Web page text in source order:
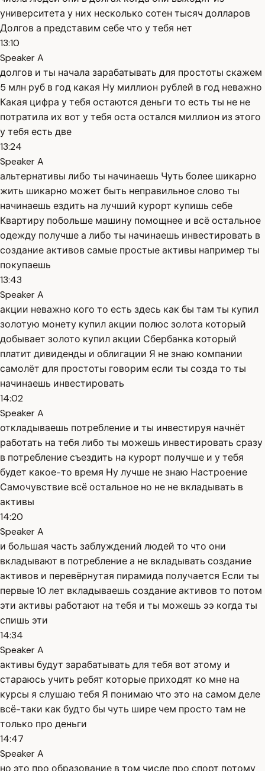
университета у них несколько сотен тысяч долларов
Долгов а представим себе что у тебя нет
13:10
Speaker A
долгов и ты начала зарабатывать для простоты скажем
5 млн руб в год какая Ну миллион рублей в год неважно
Какая цифра у тебя остаются деньги то есть ты не не
потратила их вот у тебя оста остался миллион из этого
у тебя есть две
13:24
Speaker A
альтернативы либо ты начинаешь Чуть более шикарно
жить шикарно может быть неправильное слово ты
начинаешь ездить на лучший курорт купишь себе
Квартиру побольше машину помощнее и всё остальное
одежду получше а либо ты начинаешь инвестировать в
создание активов самые простые активы например ты
покупаешь
13:43
Speaker A
акции неважно кого то есть здесь как бы там ты купил
золотую монету купил акции полюс золота который
добывает золото купил акции Сбербанка который
платит дивиденды и облигации Я не знаю компании
самолёт для простоты говорим если ты созда то ты
начинаешь инвестировать
14:02
Speaker A
откладываешь потребление и ты инвестируя начнёт
работать на тебя либо ты можешь инвестировать сразу
в потребление съездить на курорт получше и у тебя
будет какое-то время Ну лучше не знаю Настроение
Самочувствие всё остальное но не не вкладывать в
активы
14:20
Speaker A
и большая часть заблуждений людей то что они
вкладывают в потребление а не вкладывать создание
активов и перевёрнутая пирамида получается Если ты
первые 10 лет вкладываешь создание активов то потом
эти активы работают на тебя и ты можешь ээ когда ты
спишь эти
14:34
Speaker A
активы будут зарабатывать для тебя вот этому и
стараюсь учить ребят которые приходят ко мне на
курсы я слушаю тебя Я понимаю что это на самом деле
всё-таки как будто бы чуть шире чем просто там не
только про деньги
14:47
Speaker A
но это про образование в том числе про спорт потому